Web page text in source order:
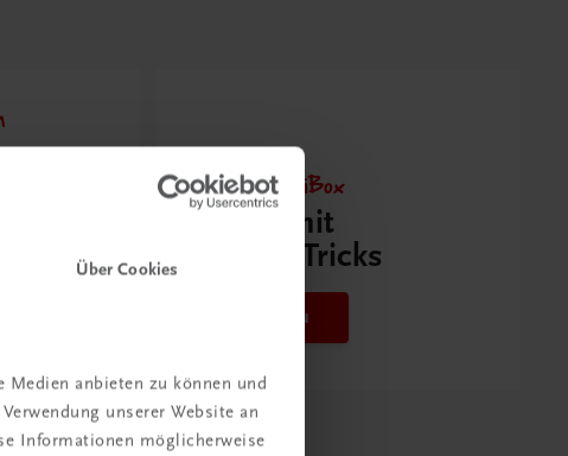
Über Cookies
anbieten zu können und
unserer Website an
Informationen möglicherweise
Neu zur DigiBox
Videos mit
Tipps & Tricks
Mehr dazu